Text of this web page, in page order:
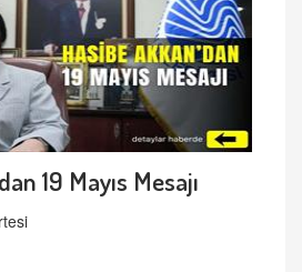
19 Mayıs Mesajı